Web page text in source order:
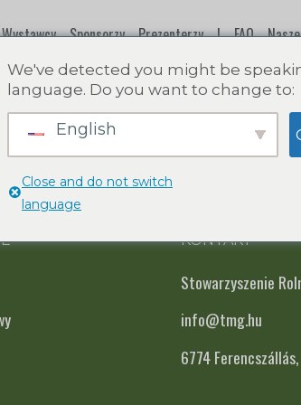
Wystawcy Sponsorzy Prezenterzy | FAQ
o ochronie
KONTAKT
Stowarzyszenie
info@tmg.hu
6774
We've detected you might be
language. Do you want to change to:
English
Close and do not switch
language